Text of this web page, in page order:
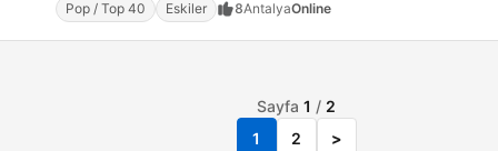
Pop / Top 40 Eskiler 8AntalyaOnline
Sayfa 1 / 2
1
2 >